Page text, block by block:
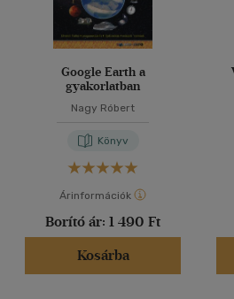
Google Earth a
gyakorlatban
Nagy Róbert
Könyv
Árinformációk
Borító ár: 1 490 Ft
Kosárba